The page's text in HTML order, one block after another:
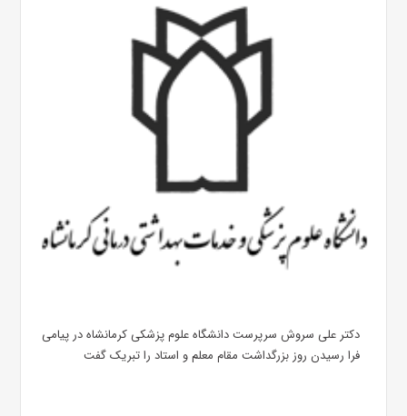
دکتر علی سروش سرپرست دانشگاه علوم پزشکی کرمانشاه در پیامی
فرا رسیدن روز بزرگداشت مقام معلم و استاد را تبریک گفت